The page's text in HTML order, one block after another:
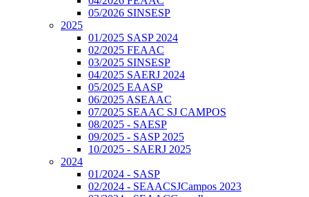
05/2026 SINSESP
2025
01/2025 SASP 2024
02/2025 FEAAC
03/2025 SINSESP
04/2025 SAERJ 2024
05/2025 EAASP
06/2025 ASEAAC
07/2025 SEAAC SJ CAMPOS
08/2025 - SAESP
09/2025 - SASP 2025
10/2025 - SAERJ 2025
2024
01/2024 - SASP
02/2024 - SEAACSJCampos 2023